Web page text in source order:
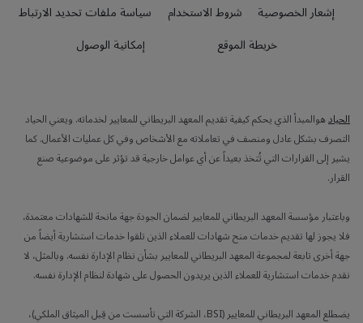
إشعار الخصوصية
شروط الاستخدام
سياسة ملفات تحديد الارتباط
خريطة الموقع
إمكانية الوصول
الحيادهوالمبدأ الذي يحكم كيفية تقديم المعهد البريطاني للمعايير لخدماته. ويعني الحياد
التصرف بشكل عادل ومنصف في تعاملاته مع الأشخاص وفي كل عمليات الأعمال. كما
يشير إلى القرارات التي تُتخذ بعيداً عن أي عوامل خارجية قد تؤثر على موضوعية صنع
القرار.
وباعتبار مؤسسة المعهد البريطاني للمعايير لضمان الجودة جهة مانحة للشهادات معتمدة،
فلا يجوز لها تقديم خدمات منح شهادات للعملاء الذين تلقوا خدمات استشارية أيضاً من
جهة أخرى تابعة لمجموعة المعهد البريطاني للمعايير بشأن نظام الإدارة نفسه. وبالمثل، لا
نقدم خدمات استشارية للعملاء الذين يريدون الحصول على شهادة لنظام الإدارة نفسه.
يضطلع المعهد البريطاني للمعايير (BSI، الشركة التي تأسست من قِبل الميثاق الملكي)،